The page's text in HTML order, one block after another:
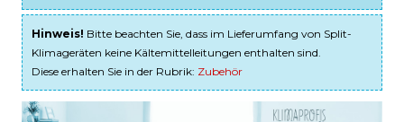
Hinweis! Bitte beachten Sie, dass im Lieferumfang von Split-
Klimageräten keine Kältemittelleitungen enthalten sind.
Diese erhalten Sie in der Rubrik: Zubehör